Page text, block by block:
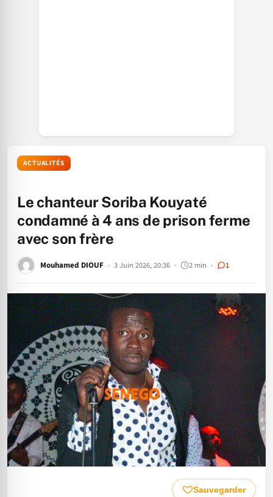
ACTUALITÉS
Le chanteur Soriba Kouyaté
condamné à 4 ans de prison ferme
avec son frère
Mouhamed DIOUF 3 Juin 2026, 20:36 2 min 1
Sauvegarder